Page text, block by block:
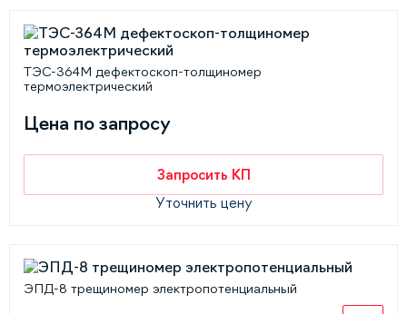
ТЭС-364М дефектоскоп-толщиномер
термоэлектрический
Цена по запросу
Запросить КП
Уточнить цену
ЭПД-8 трещиномер электропотенциальный